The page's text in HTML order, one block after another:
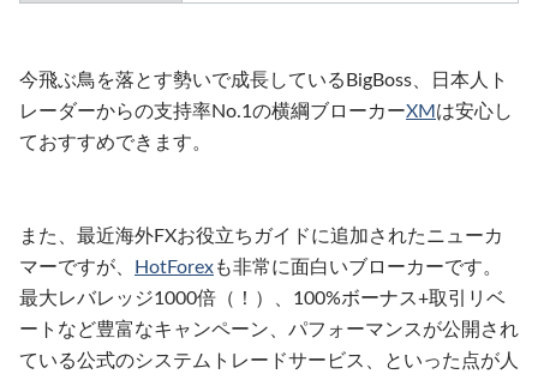
今飛ぶ鳥を落とす勢いで成長しているBigBoss、日本人ト
レーダーからの支持率No.1の横綱ブローカーXM は安心し
ておすすめできます。
また、最近海外FXお役立ちガイドに追加されたニューカ
マーですが、
HotForexも非常に面白いブローカーです。
最大レバレッジ1000倍（！）、100%ボーナス+取引リベ
ートなど豊富なキャンペーン、パフォーマンスが公開され
ている公式のシステムトレードサービス、といった点が人